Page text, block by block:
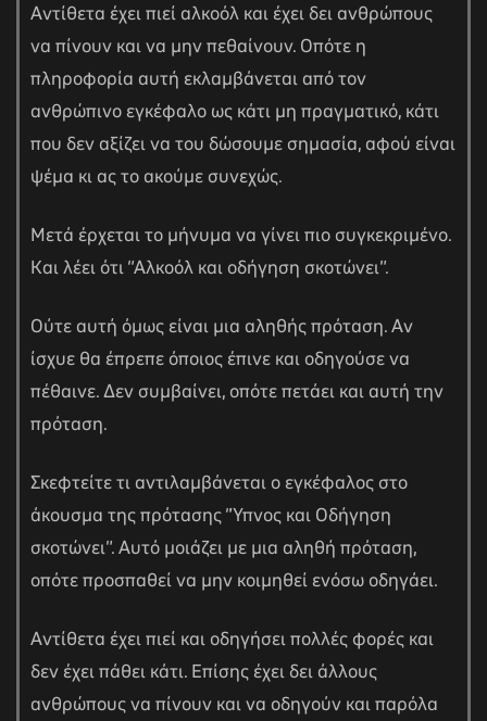
Αντίθετα έχει πιεί αλκοόλ και έχει δει ανθρώπους
να πίνουν και να μην πεθαίνουν. Οπότε η
πληροφορία αυτή εκλαμβάνεται από τον
ανθρώπινο εγκέφαλο ως κάτι μη πραγματικό, κάτι
που δεν αξίζει να του δώσουμε σημασία, αφού είναι
ψέμα κι ας το ακούμε συνεχώς.
Μετά έρχεται το μήνυμα να γίνει πιο συγκεκριμένο.
Και λέει ότι “Αλκοόλ και οδήγηση σκοτώνει”.
Ούτε αυτή όμως είναι μια αληθής πρόταση. Αν
ίσχυε θα έπρεπε όποιος έπινε και οδηγούσε να
πέθαινε. Δεν συμβαίνει, οπότε πετάει και αυτή την
πρόταση.
Σκεφτείτε τι αντιλαμβάνεται ο εγκέφαλος στο
άκουσμα της πρότασης “Ύπνος και Οδήγηση
σκοτώνει”. Αυτό μοιάζει με μια αληθή πρόταση,
οπότε προσπαθεί να μην κοιμηθεί ενόσω οδηγάει.
Αντίθετα έχει πιεί και οδηγήσει πολλές φορές και
δεν έχει πάθει κάτι. Επίσης έχει δει άλλους
ανθρώπους να πίνουν και να οδηγούν και παρόλα
στο